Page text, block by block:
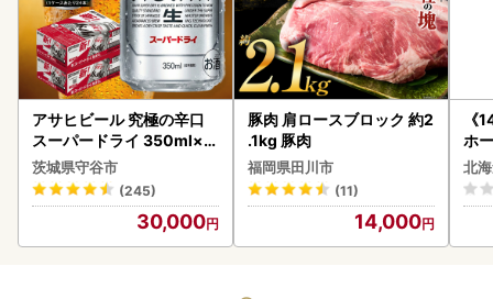
アサヒビール 究極の辛口
スーパードライ 350ml×4
8本 ビール
茨城県守谷市
(245)
30,000
豚肉 肩ロースブロック 約2
.1kg 豚肉
福岡県田川市
(11)
14,000
《
ホ
( 飲
ク
贈
い
北